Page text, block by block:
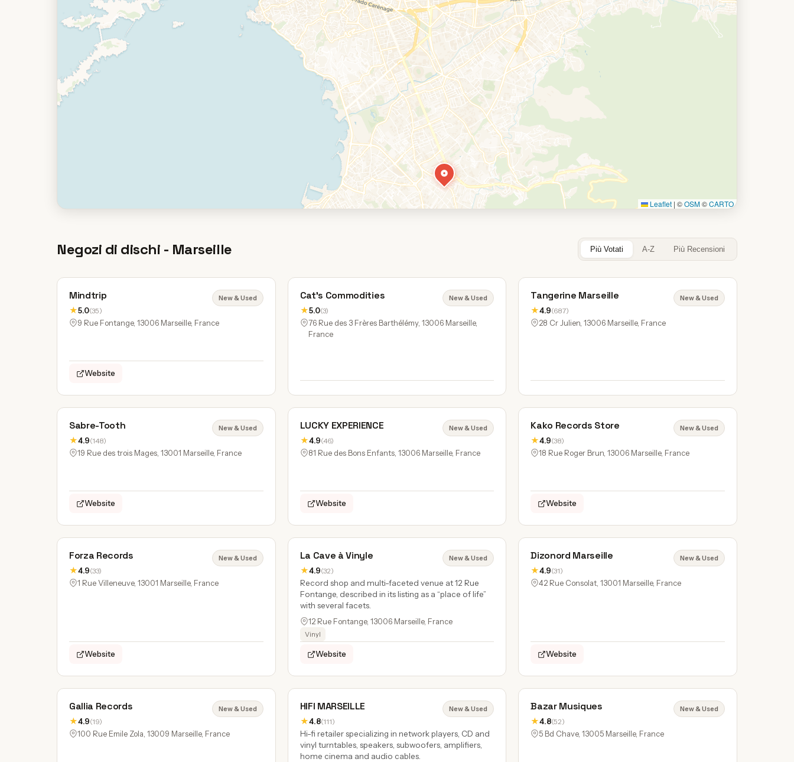
Leaflet | ©OSM©CARTO
Negozi di dischi - Marseille Più Votati A-Z Più Recensioni
Mindtrip
★5.0(35)
New & Used
9 Rue Fontange, 13006 Marseille, France
Website
Cat's Commodities
★5.0(3)
New & Used
76 Rue des 3 Frères Barthélémy, 13006 Marseille,
France
Tangerine Marseille
★4.9(687)
New & Used
28 Cr Julien, 13006 Marseille, France
Sabre-Tooth
★4.9(148)
New & Used
19 Rue des trois Mages, 13001 Marseille, France
Website
LUCKY EXPERIENCE
★4.9(46)
New & Used
81 Rue des Bons Enfants, 13006 Marseille, France
Website
Kako Records Store
★4.9(38)
New & Used
18 Rue Roger Brun, 13006 Marseille, France
Website
Forza Records
★4.9(33)
New & Used
1 Rue Villeneuve, 13001 Marseille, France
Website
La Cave à Vinyle
★4.9(32)
New & Used
Record shop and multi-faceted venue at 12 Rue
Fontange, described in its listing as a “place of life”
with several facets.
12 Rue Fontange, 13006 Marseille, France
Vinyl
Website
Dizonord Marseille
★4.9(31)
New & Used
42 Rue Consolat, 13001 Marseille, France
Website
Gallia Records
★4.9(19)
New & Used
100 Rue Emile Zola, 13009 Marseille, France
HIFI MARSEILLE
★4.8(111)
New & Used
Hi-fi retailer specializing in network players, CD and
vinyl turntables, speakers, subwoofers, amplifiers,
home cinema and audio cables.
Bazar Musiques
★4.8(52)
New & Used
5 Bd Chave, 13005 Marseille, France